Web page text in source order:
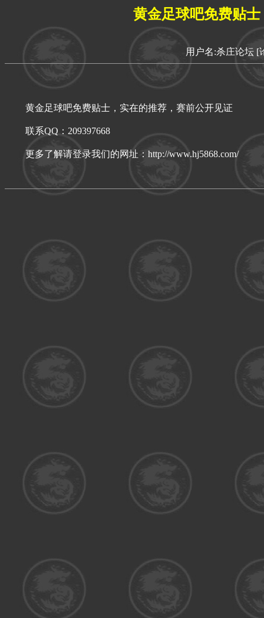
黄金足球吧免费贴
用户名:杀庄论坛 [
黄金足球吧免费贴士，实在的推荐，赛前公开见证
联系QQ：209397668
更多了解请登录我们的网址：http://www.hj5868.com/